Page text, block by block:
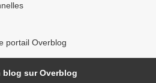
portail Overblog
blog sur Overblog